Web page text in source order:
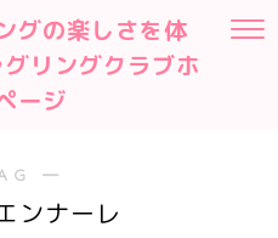
グの楽しさを体
リングクラブホ
ージ
―
ンナーレ